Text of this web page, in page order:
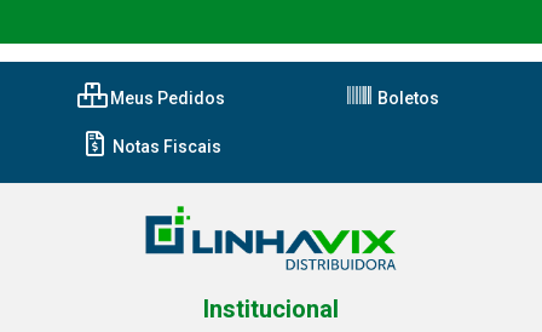
Meus Pedidos Boletos
Notas Fiscais
Institucional